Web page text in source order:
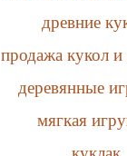
древние
продажа кукол
деревянные
мягкая